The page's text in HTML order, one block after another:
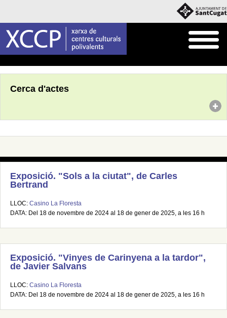
Cerca d'actes
Exposició. "Sols a la ciutat", de Carles
Bertrand
LLOC: Casino La Floresta
DATA: Del 18 de novembre de 2024 al 18 de gener de 2025, a les 16 h
Exposició. "Vinyes de Carinyena a la tardor",
de Javier Salvans
LLOC: Casino La Floresta
DATA: Del 18 de novembre de 2024 al 18 de gener de 2025, a les 16 h